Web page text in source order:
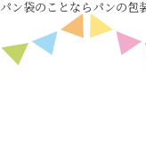
パン袋のことならパンの